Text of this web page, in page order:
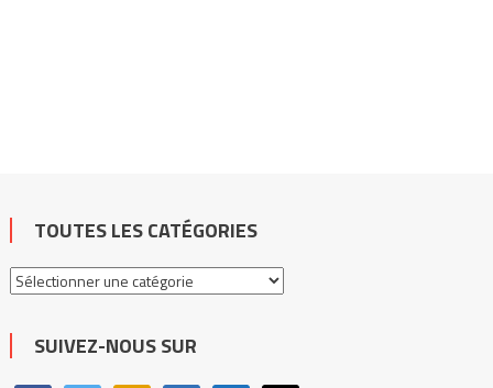
TOUTES LES CATÉGORIES
Toutes
catégories
SUIVEZ-NOUS SUR